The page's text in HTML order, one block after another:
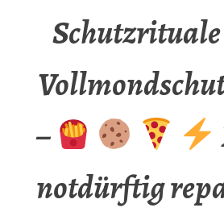
Schutzrituale
–
notdürftig